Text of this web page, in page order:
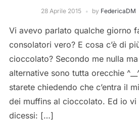
28 Aprile 2015 by FedericaDM
Vi avevo parlato qualche giorno
consolatori vero? E cosa c’è di
cioccolato? Secondo me nulla
alternative sono tutta orecchie
starete chiedendo che c’entra il
dei muffins al cioccolato. Ed io vi
dicessi: […]